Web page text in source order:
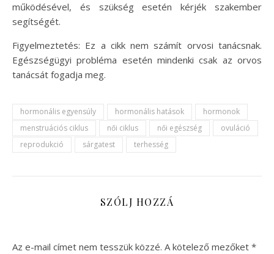
működésével, és szükség esetén kérjék szakember
segítségét.
Figyelmeztetés: Ez a cikk nem számít orvosi tanácsnak.
Egészségügyi probléma esetén mindenki csak az orvos
tanácsát fogadja meg.
hormonális egyensúly hormonális hatások
hormonok
menstruációs ciklus
női ciklus női egészség
ovuláció
reprodukció
sárgatest terhesség
SZÓLJ HOZZÁ
Az e-mail címet nem tesszük közzé. A kötelező mezőket *